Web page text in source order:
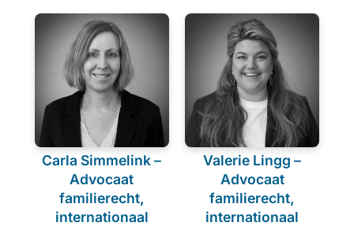
Carla Simmelink –
Advocaat
familierecht,
internationaal
Valerie Lingg –
Advocaat
familierecht,
internationaal